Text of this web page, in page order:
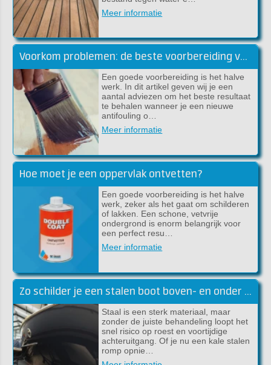
Meer informatie
Voorkom problemen: de beste voorbereiding voor lakwerk
Een goede voorbereiding is het halve
werk. In dit artikel geven wij je een
aantal adviezen om het beste resultaat
te behalen wanneer je een nieuwe
antifouling o…
Meer informatie
Hoe moet je een oppervlak ontvetten?
Een goede voorbereiding is het halve
werk, zeker als het gaat om schilderen
of lakken. Een schone, vetvrije
ondergrond is enorm belangrijk voor
een perfect resu…
Meer informatie
Zo schilder je een stalen boot boven- en onder de waterlijn
Staal is een sterk materiaal, maar
zonder de juiste behandeling loopt het
snel risico op roest en voortijdige
achteruitgang. Of je nu een kale stalen
romp opnie…